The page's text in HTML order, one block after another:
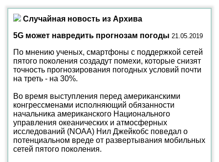
Случайная новость из Архива
5G может навредить прогнозам погоды 21.05.2019
По мнению ученых, смартфоны с поддержкой сетей
пятого поколения создадут помехи, которые снизят
точность прогнозирования погодных условий почти
на треть - на 30%.
Во время выступления перед американскими
конгрессменами исполняющий обязанности
начальника американского Национального
управления океанических и атмосферных
исследований (NOAA) Нил Джейкобс поведал о
потенциальном вреде от развертывания мобильных
сетей пятого поколения.